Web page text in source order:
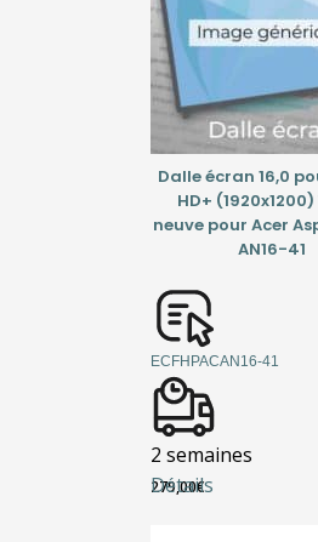
Détails
Dalle écran 16,0
HD+ (1920x1200)
neuve pour Acer
AN16-41
ECFHPACAN16-41
2 semaines
279,00€